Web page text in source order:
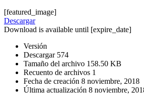
[featured_image]
Descargar
Download is available until [expire_date]
Versión
Descargar 574
Tamaño del archivo 158.50 KB
Recuento de archivos 1
Fecha de creación 8 noviembre, 2018
Última actualización 8 noviembre,